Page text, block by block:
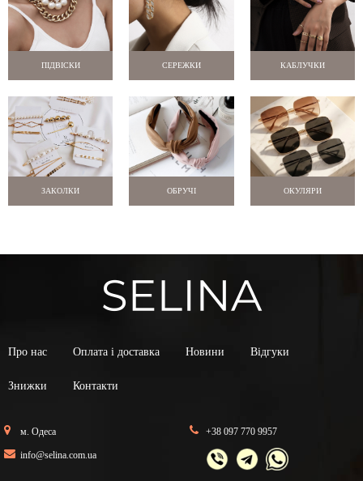
ПІДВІСКИ СЕРЕЖКИ КАБЛУЧКИ
ЗАКОЛКИ ОБРУЧІ ОКУЛЯРИ
Про нас Оплата і доставка Новини Відгуки
Знижки Контакти
м. Одеса
info@selina.com.ua
+38 097 770 9957